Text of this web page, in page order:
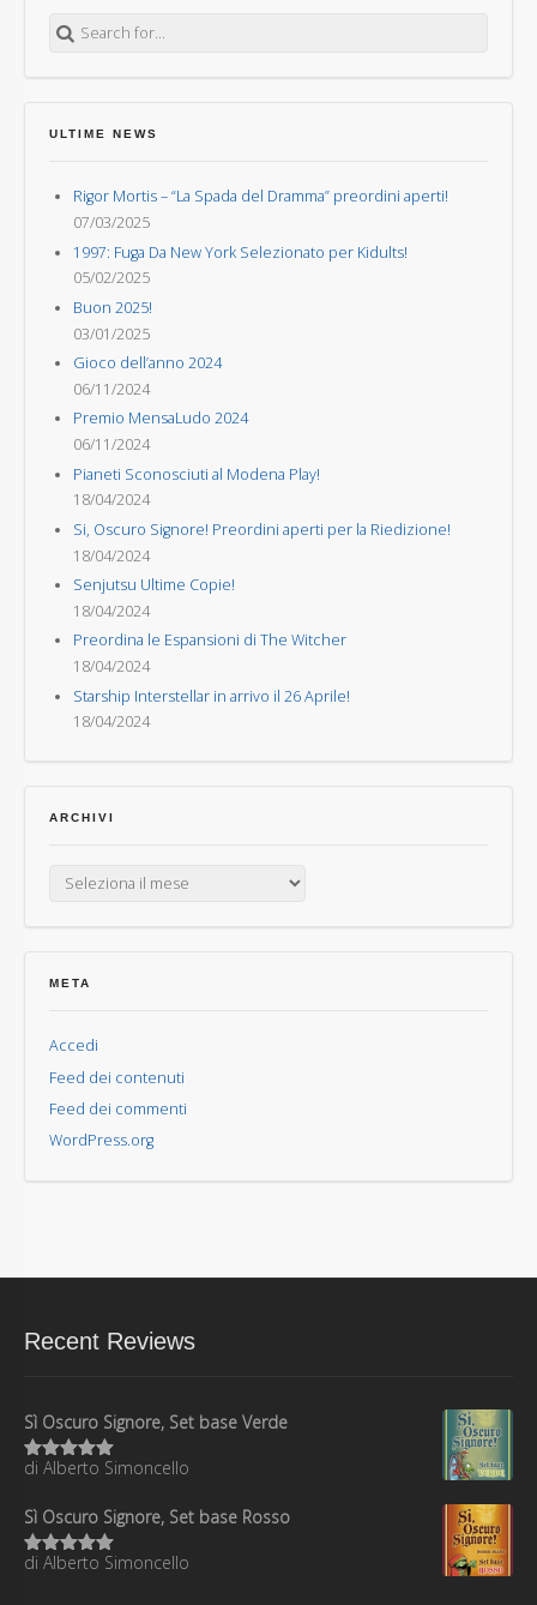
ULTIME NEWS
Rigor Mortis – “La Spada del Dramma” preordini aperti!
07/03/2025
1997: Fuga Da New York Selezionato per Kidults!
05/02/2025
Buon 2025!
03/01/2025
Gioco dell’anno 2024
06/11/2024
Premio MensaLudo 2024
06/11/2024
Pianeti Sconosciuti al Modena Play!
18/04/2024
Si, Oscuro Signore! Preordini aperti per la Riedizione!
18/04/2024
Senjutsu Ultime Copie!
18/04/2024
Preordina le Espansioni di The Witcher
18/04/2024
Starship Interstellar in arrivo il 26 Aprile!
18/04/2024
ARCHIVI
META
Accedi
Feed dei contenuti
Feed dei commenti
WordPress.org
Recent Reviews
Sì Oscuro Signore, Set base Verde
Valutato5
di Alberto Simoncello
Sì Oscuro Signore, Set base Rosso
Valutato5
di Alberto Simoncello